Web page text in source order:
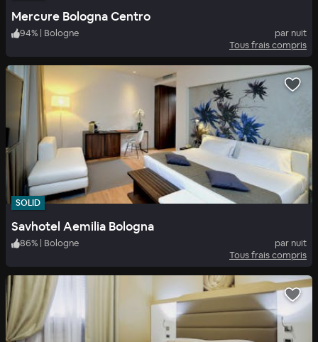
Mercure Bologna Centro
94% | Bologne
par nuit
Tous frais compris
SOLID
Savhotel Aemilia Bologna
86% | Bologne
par nuit
Tous frais compris